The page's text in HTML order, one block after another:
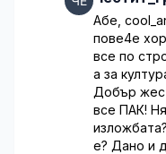
Абе,
пове4е
все по
а за
Добър
все ПАК!
е? Дано и